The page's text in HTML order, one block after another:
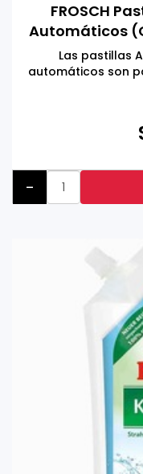
FROSCH
Automáticos
Las pastillas
automáticos son
Respetuoso con
activos
-